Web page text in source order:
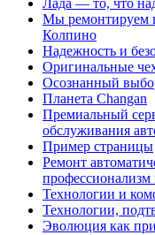
Лада — то, что
Мы ремонтируем
Колпино
Надежность и
Оригинальные
Осознанный
Планета Changan
Премиальный
обслуживания
Пример страницы
Ремонт
профессионализм
Технологии и
Технологии,
Эволюция как